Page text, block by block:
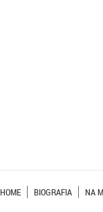
HOME BIOGRAFIA NA